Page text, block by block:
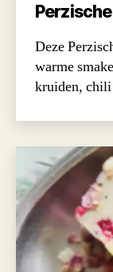
Deze
warme
kruiden,